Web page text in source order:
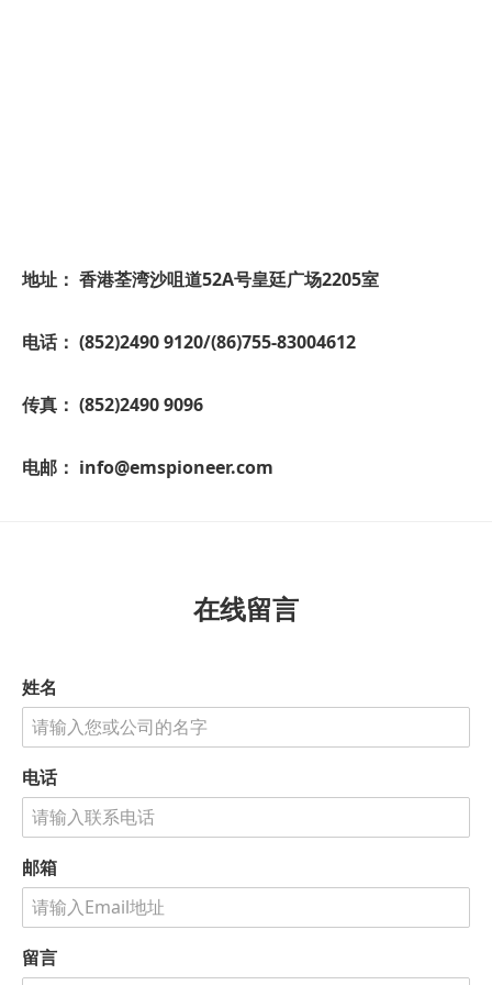
地址： 香港荃湾沙咀道52A号皇廷广场2205室
电话： (852)2490 9120/(86)755-83004612
传真： (852)2490 9096
电邮： info@emspioneer.com
在线留言
姓名
电话
邮箱
留言